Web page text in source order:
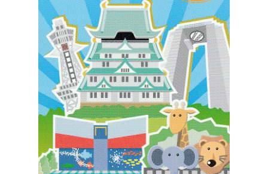
ประเทศญี่ปุ่น
เที่ยวญี่ปุ่นด้ว
เอง
รถบัส
เดินทาง